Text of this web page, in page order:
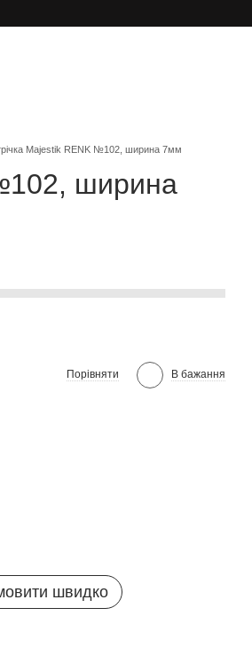
Majestik RENK №102, ширина 7мм
ширина
Порівняти В бажання
швидко